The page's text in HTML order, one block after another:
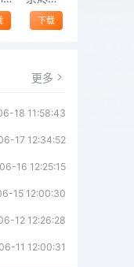
下载
更多
18 11:58:43
17 12:34:52
16 12:25:15
15 12:00:30
12 12:26:28
11 12:00:31